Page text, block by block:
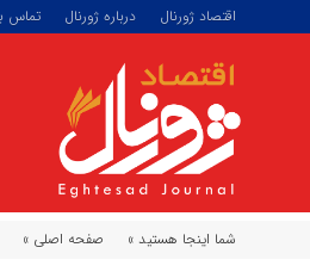
اقتصاد ژورنال درباره ژورنال تماس
شما اینجا هستید » صفحه اصلی »